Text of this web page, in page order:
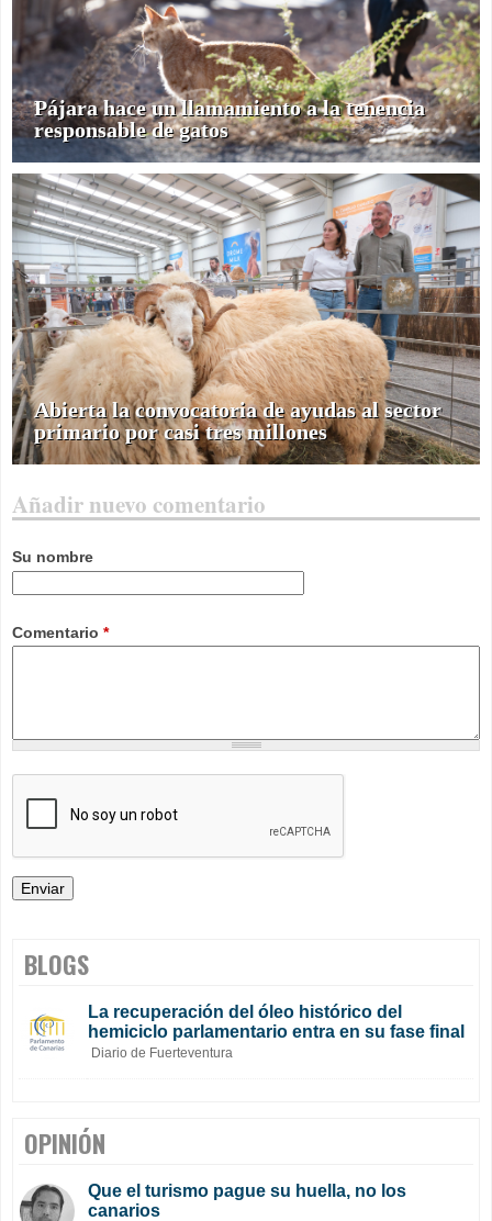
Pájara hace un llamamiento a la tenencia
responsable de gatos
Abierta la convocatoria de ayudas al sector
primario por casi tres millones
Añadir nuevo comentario
Su nombre
Comentario *
BLOGS
La recuperación del óleo histórico del
hemiciclo parlamentario entra en su fase final
Diario de Fuerteventura
OPINIÓN
Que el turismo pague su huella, no los
canarios